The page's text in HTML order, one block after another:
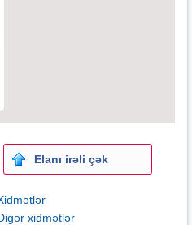
Elanı irəli çək
xidmətlər